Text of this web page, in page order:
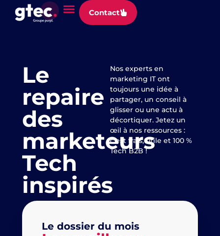
Panneau de gestion des cookies
Contact
Le
repaire
des
marketeurs
Tech
inspirés
Nos experts en
marketing IT ont
toujours une idée à
partager, un conseil à
glisser ou une actu à
décortiquer. Jetez un
œil à nos ressources :
c’est frais, utile et 100 %
Tech B2B !
Le dossier du mois